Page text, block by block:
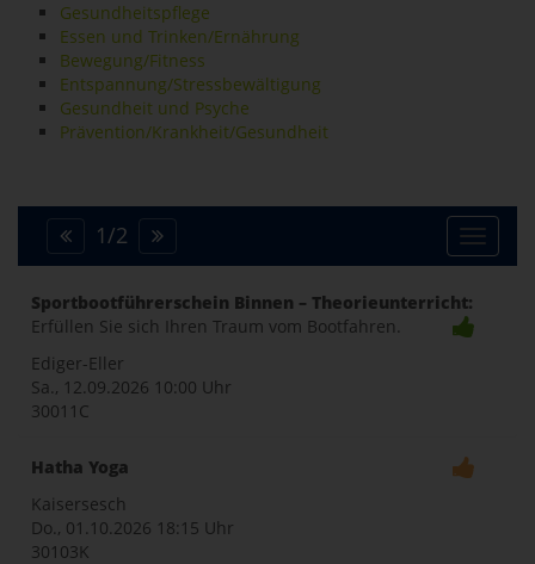
Gesundheitspflege
Essen und Trinken/Ernährung
Bewegung/Fitness
Entspannung/Stressbewältigung
Gesundheit und Psyche
Prävention/Krankheit/Gesundheit
Toggle
1/2
Sportbootführerschein Binnen – Theorieunterricht:
Erfüllen Sie sich Ihren Traum vom Bootfahren.
Ediger-Eller
Sa., 12.09.2026 10:00 Uhr
30011C
Hatha Yoga
Kaisersesch
Do., 01.10.2026 18:15 Uhr
30103K